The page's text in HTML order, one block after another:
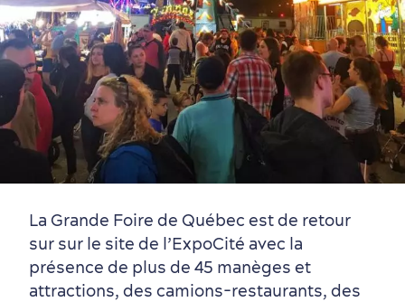
Quartiers centraux
Quoi faire en août
Produits locaux
Vieux-Québec
Itinéraires
La Grande Foire de Québec est de retour
sur sur le site de l’ExpoCité avec la
présence de plus de 45 manèges et
attractions, des camions-restaurants, des